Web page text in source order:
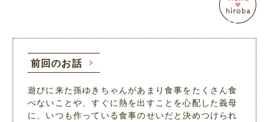
前回のお話
遊びに来た孫ゆきちゃんがあまり食事をたくさん食
べないことや、すぐに熱を出すことを心配した義母
に、いつも作っている食事のせいだと決めつけられ